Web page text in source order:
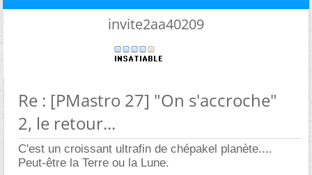
invite2aa40209
Re : [PMastro 27] "On s'accroche"
2, le retour...
C'est un croissant ultrafin de chépakel planète....
Peut-être la Terre ou la Lune.